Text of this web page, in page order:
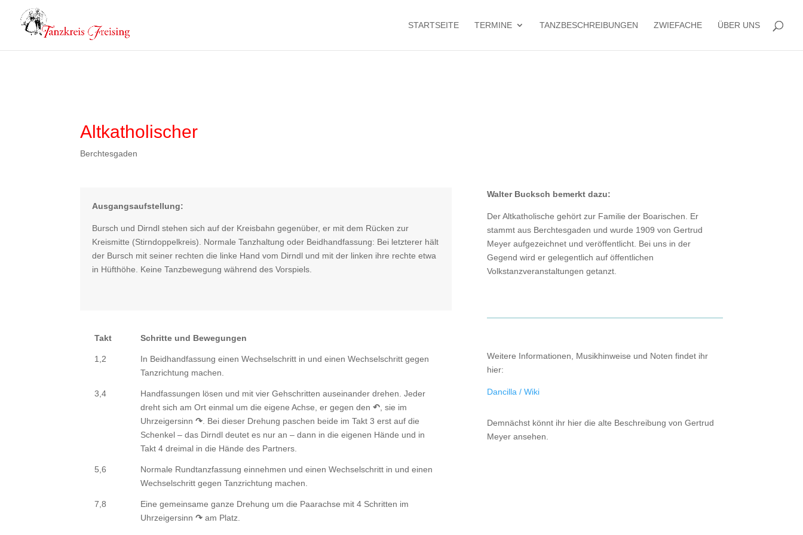
STARTSEITE TERMINE TANZBESCHREIBUNGEN ZWIEFACHE ÜBER UNS
Altkatholischer
Berchtesgaden
Ausgangsaufstellung:
Bursch und Dirndl stehen sich auf der Kreisbahn gegenüber, er mit dem Rücken zur
Kreismitte (Stirndoppelkreis). Normale Tanzhaltung oder Beidhandfassung: Bei letzterer hält
der Bursch mit seiner rechten die linke Hand vom Dirndl und mit der linken ihre rechte etwa
in Hüfthöhe. Keine Tanzbewegung während des Vorspiels.
Takt Schritte und Bewegungen
1,2
In Beidhandfassung einen Wechselschritt in und einen Wechselschritt gegen
Tanzrichtung machen.
3,4
Handfassungen lösen und mit vier Gehschritten auseinander drehen. Jeder
dreht sich am Ort einmal um die eigene Achse, er gegen den↶ , sie im
Uhrzeigersinn↷ . Bei dieser Drehung paschen beide im Takt 3 erst auf die
Schenkel – das Dirndl deutet es nur an – dann in die eigenen Hände und in
Takt 4 dreimal in die Hände des Partners.
5,6
Normale Rundtanzfassung einnehmen und einen Wechselschritt in und einen
Wechselschritt gegen Tanzrichtung machen.
7,8
Eine gemeinsame ganze Drehung um die Paarachse mit 4 Schritten im
Uhrzeigersinn↷ am Platz.
Walter Bucksch bemerkt dazu:
Der Altkatholische gehört zur Familie der Boarischen. Er
stammt aus Berchtesgaden und wurde 1909 von Gertrud
Meyer aufgezeichnet und veröffentlicht. Bei uns in der
Gegend wird er gelegentlich auf öffentlichen
Volkstanzveranstaltungen getanzt.
Weitere Informationen, Musikhinweise und Noten findet ihr
hier:
Dancilla / Wiki
Demnächst könnt ihr hier die alte Beschreibung von Gertrud
Meyer ansehen.